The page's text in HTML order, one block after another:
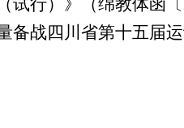
试行）》（绵教体函〔
备战四川省第十五届